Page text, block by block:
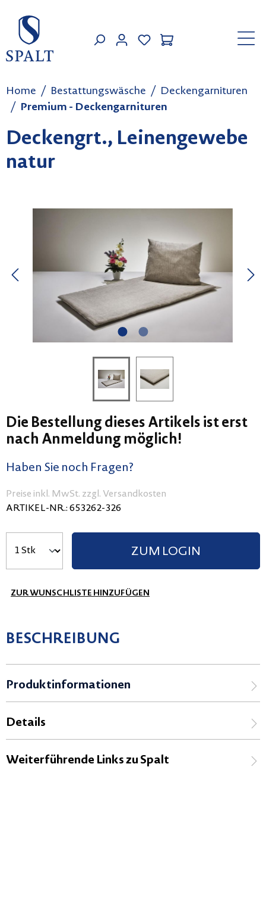
Zum Hauptinhalt springen
MEIN KONTO
Home Bestattungswäsche
Deckengarnituren
Premium - Deckengarnituren
Deckengrt., Leinengewebe
natur
Die Bestellung dieses Artikels ist erst
nach Anmeldung möglich!
Haben Sie noch Fragen?
Preise inkl. MwSt. zzgl. Versandkosten
ARTIKEL-NR.: 653262-326
ZUM LOGIN
ZUR WUNSCHLISTE HINZUFÜGEN
BESCHREIBUNG
Produktinformationen
Details
Weiterführende Links zu Spalt